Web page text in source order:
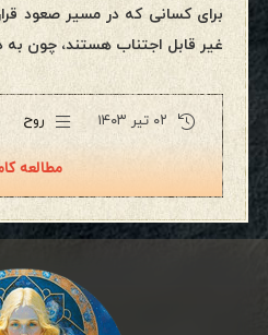
برای کسانی که در مسیر صعود
غیر قابل اجتناب هستند، چون به
۰۲ تیر ۱۴۰۳ روح
مطالعه